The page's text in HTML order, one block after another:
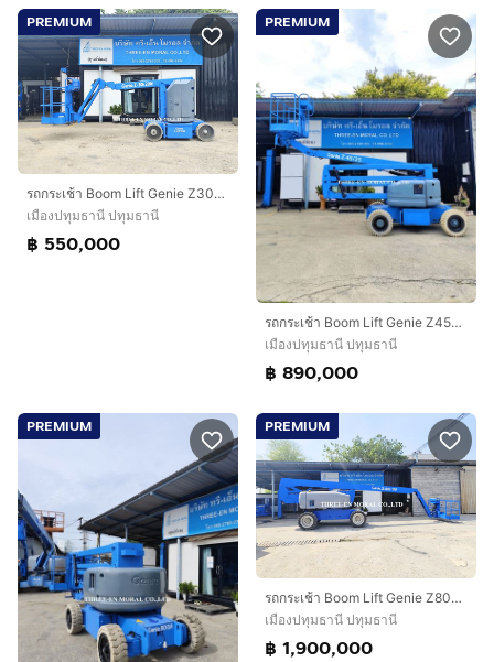
PREMIUM
รถกระเช้า Boom Lift Genie Z30-20N
เมืองปทุมธานี ปทุมธานี
฿ 550,000
PREMIUM
รถกระเช้า Boom Lift Genie Z45-25
เมืองปทุมธานี ปทุมธานี
฿ 890,000
PREMIUM PREMIUM
รถกระเช้า Boom Lift Genie Z80-60
เมืองปทุมธานี ปทุมธานี
฿ 1,900,000